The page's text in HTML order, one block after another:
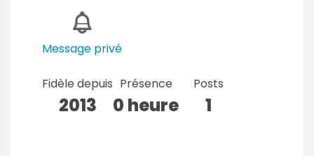
Message privé
Fidèle depuis
2013
Présence
0 heure
Posts
1